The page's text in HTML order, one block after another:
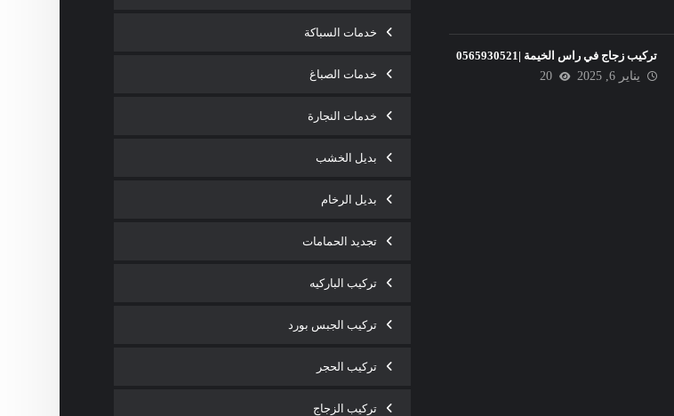
تركيب زجاج في راس الخيمة |0565930521
يناير 6, 2025
20
خدمات السباكة
خدمات الصباغ
خدمات النجارة
بديل الخشب
بديل الرخام
تجديد الحمامات
تركيب الباركيه
تركيب الجبس بورد
تركيب الحجر
تركيب الزجاج